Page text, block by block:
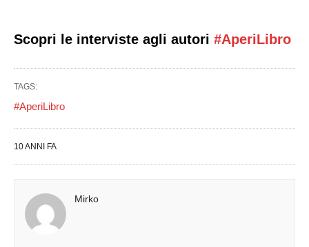
Scopri le interviste agli autori #AperiLibro
TAGS:
#AperiLibro
10 ANNI FA
Mirko